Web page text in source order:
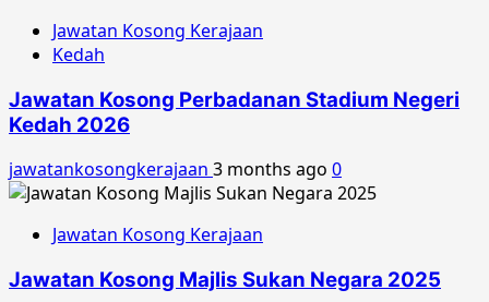
Jawatan Kosong Kerajaan
Kedah
Jawatan Kosong Perbadanan Stadium Negeri
Kedah 2026
jawatankosongkerajaan 3 months ago 0
Jawatan Kosong Kerajaan
Jawatan Kosong Majlis Sukan Negara 2025